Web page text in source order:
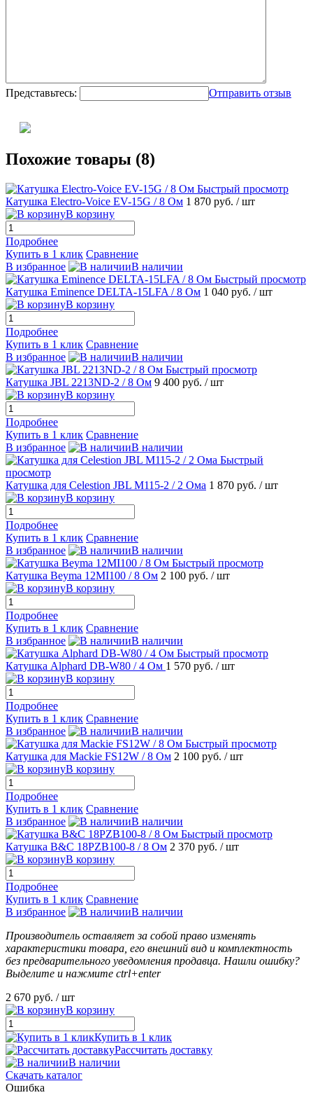
Представьтесь: Отправить отзыв
Похожие товары (8)
Быстрый просмотр
Катушка Electro-Voice EV-15G / 8 Ом 1 870 руб. / шт
В корзину
Подробнее
Купить в 1 клик Сравнение
В избранное
В наличии
Быстрый просмотр
Катушка Eminence DELTA-15LFA / 8 Ом 1 040 руб. / шт
В корзину
Подробнее
Купить в 1 клик Сравнение
В избранное
В наличии
Быстрый просмотр
Катушка JBL 2213ND-2 / 8 Ом 9 400 руб. / шт
В корзину
Подробнее
Купить в 1 клик Сравнение
В избранное
В наличии
Быстрый
просмотр
Катушка для Celestion JBL M115-2 / 2 Ома 1 870 руб. / шт
В корзину
Подробнее
Купить в 1 клик Сравнение
В избранное
В наличии
Быстрый просмотр
Катушка Beyma 12MI100 / 8 Ом 2 100 руб. / шт
В корзину
Подробнее
Купить в 1 клик Сравнение
В избранное
В наличии
Быстрый просмотр
Катушка Alphard DB-W80 / 4 Ом 1 570 руб. / шт
В корзину
Подробнее
Купить в 1 клик Сравнение
В избранное
В наличии
Быстрый просмотр
Катушка для Mackie FS12W / 8 Ом 2 100 руб. / шт
В корзину
Подробнее
Купить в 1 клик Сравнение
В избранное
В наличии
Быстрый просмотр
Катушка B&C 18PZB100-8 / 8 Ом 2 370 руб. / шт
В корзину
Подробнее
Купить в 1 клик Сравнение
В избранное
В наличии
Производитель оставляет за собой право изменять
характеристики товара, его внешний вид и комплектность
без предварительного уведомления продавца. Нашли ошибку?
Выделите и нажмите ctrl+enter
2 670 руб. / шт
В корзину
Купить в 1 клик
Рассчитать доставку
В наличии
Скачать каталог
Ошибка